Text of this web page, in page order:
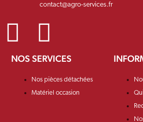
contact@agro-services.fr
NOS SERVICES
Nos pièces détachées
Matériel occasion